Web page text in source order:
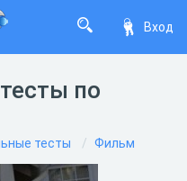
Вход
по
тесты Фильм